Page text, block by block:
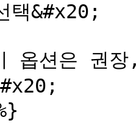
택&#x20;
옵션은 권